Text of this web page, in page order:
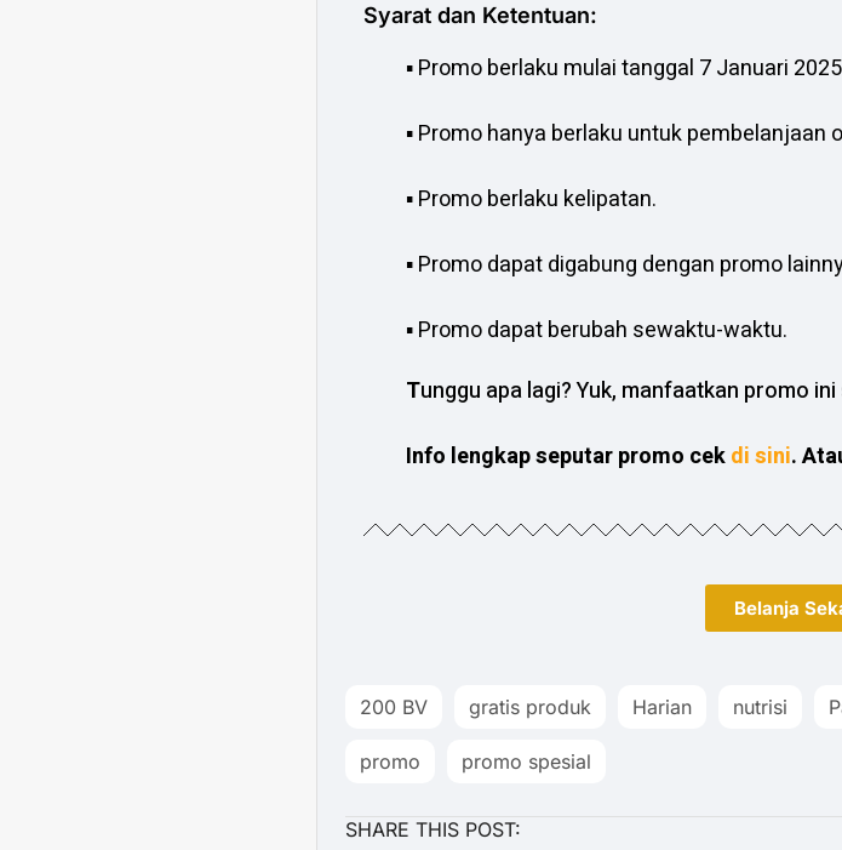
Syarat dan Ketentuan:
▪️ Promo berlaku mulai tanggal 7 Januari
▪️ Promo hanya berlaku untuk pembelanjaan
▪️ Promo berlaku kelipatan.
▪️ Promo dapat digabung dengan promo
▪️ Promo dapat berubah sewaktu-waktu.
Tunggu apa lagi? Yuk, manfaatkan promo
Info lengkap seputar promo cekdi sini.
Belanja
200 BV gratis produk Harian nutrisi
promo promo spesial
SHARE THIS POST: